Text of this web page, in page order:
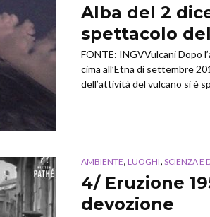
Alba del 2
spettacolo
FONTE: INGVVulcani Dopo
cima all’Etna di settembre
dell’attività del vulcano si è
AMBIENTE, LUOGHI, SCIENZA E
4/ Eruzione
devozione